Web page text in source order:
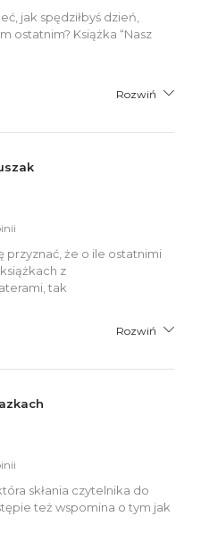
jak spędziłbyś dzień,
ostatnim? Książka “Nasz
Rozwiń
przyznać, że o ile ostatnimi
z
tak
Rozwiń
skłania czytelnika do
też wspomina o tym jak